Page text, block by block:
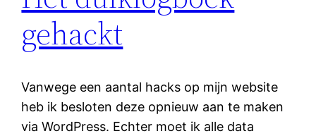
gehackt
Vanwege een aantal hacks op mijn website
heb ik besloten deze opnieuw aan te maken
via WordPress. Echter moet ik alle data